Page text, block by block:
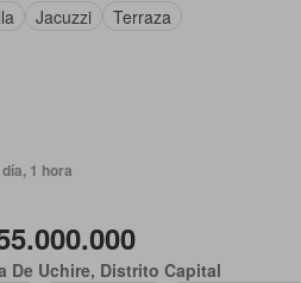
Jacuzzi Terraza
1 hora
De Uchire, Distrito Capital